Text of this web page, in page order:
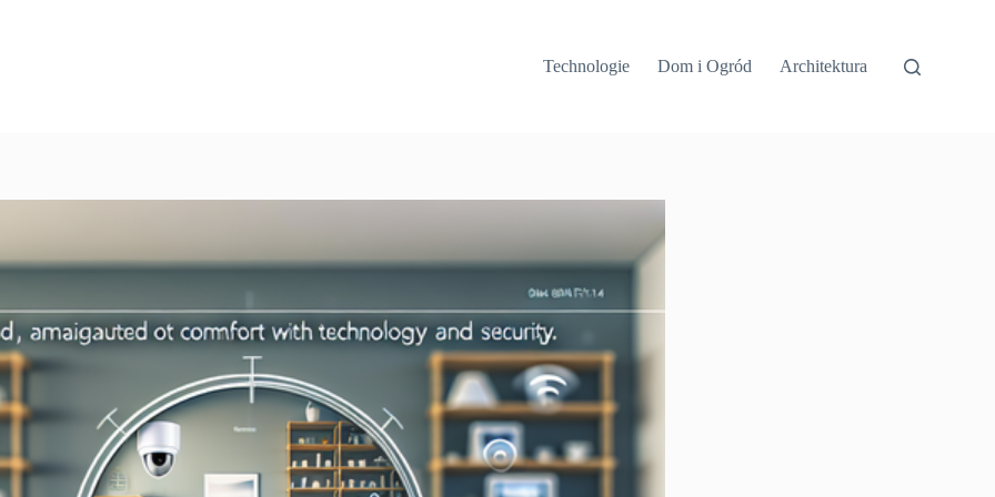
Technologie Dom i Ogród Architektura